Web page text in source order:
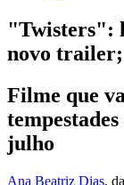
"Twisters":
novo
Filme que
julho
Ana Beatriz Dias,